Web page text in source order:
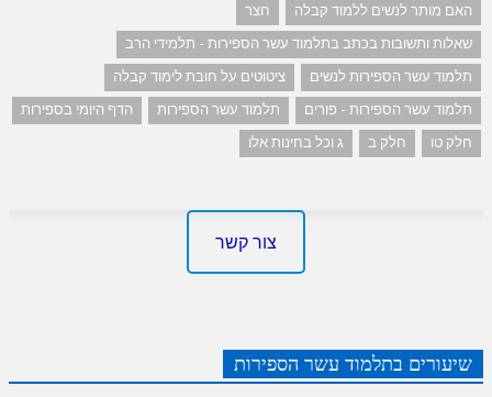
האם מותר לנשים ללמוד קבלה
חצר
שאלות ותשובות בכתב בתלמוד עשר הספירות - תלמידי הרב
תלמוד עשר הספירות לנשים
ציטוטים על חובת לימוד קבלה
תלמוד עשר הספירות - פורים
תלמוד עשר הספירות
הדף היומי בספירות
חלק טו
חלק ב ג וכל בחינות אלו
צור קשר
שיעורים בתלמוד עשר הספירות